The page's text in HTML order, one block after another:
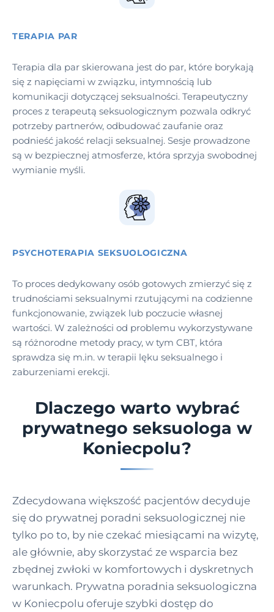
TERAPIA PAR
Terapia dla par skierowana jest do par, które borykają
się z napięciami w związku, intymnością lub
komunikacji dotyczącej seksualności. Terapeutyczny
proces z terapeutą seksuologicznym pozwala odkryć
potrzeby partnerów, odbudować zaufanie oraz
podnieść jakość relacji seksualnej. Sesje prowadzone
są w bezpiecznej atmosferze, która sprzyja swobodnej
wymianie myśli.
PSYCHOTERAPIA SEKSUOLOGICZNA
To proces dedykowany osób gotowych zmierzyć się z
trudnościami seksualnymi rzutującymi na codzienne
funkcjonowanie, związek lub poczucie własnej
wartości. W zależności od problemu wykorzystywane
są różnorodne metody pracy, w tym CBT, która
sprawdza się m.in. w terapii lęku seksualnego i
zaburzeniami erekcji.
Dlaczego warto wybrać
prywatnego seksuologa w
Koniecpolu?
Zdecydowana większość pacjentów decyduje
się do prywatnej poradni seksuologicznej nie
tylko po to, by nie czekać miesiącami na wizytę,
ale głównie, aby skorzystać ze wsparcia bez
zbędnej zwłoki w komfortowych i dyskretnych
warunkach. Prywatna poradnia seksuologiczna
w Koniecpolu oferuje szybki dostęp do